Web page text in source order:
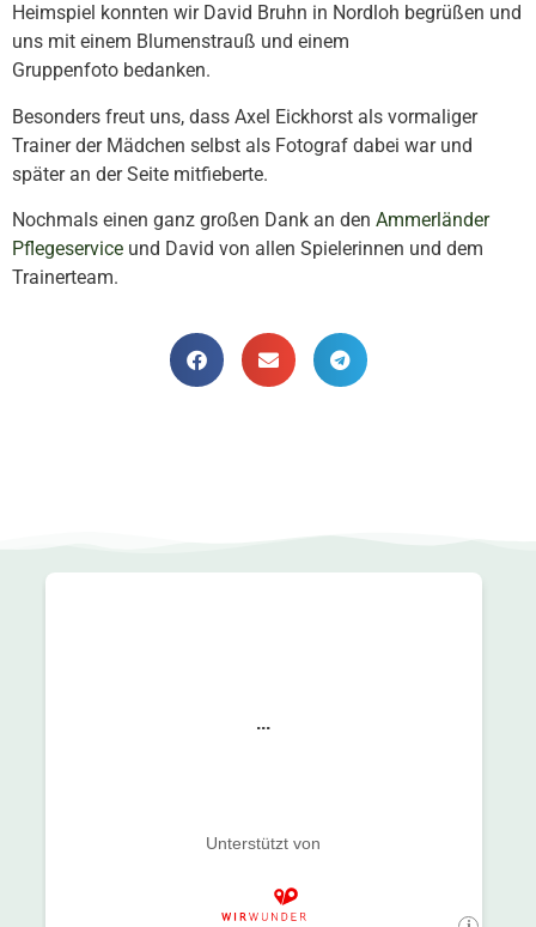
Heimspiel konnten wir David Bruhn in Nordloh begrüßen und
uns mit einem Blumenstrauß und einem
Gruppenfoto bedanken.
Besonders freut uns, dass Axel Eickhorst als vormaliger
Trainer der Mädchen selbst als Fotograf dabei war und
später an der Seite mitfieberte.
Nochmals einen ganz großen Dank an den Ammerländer
Pflegeservice und David von allen Spielerinnen und dem
Trainerteam.